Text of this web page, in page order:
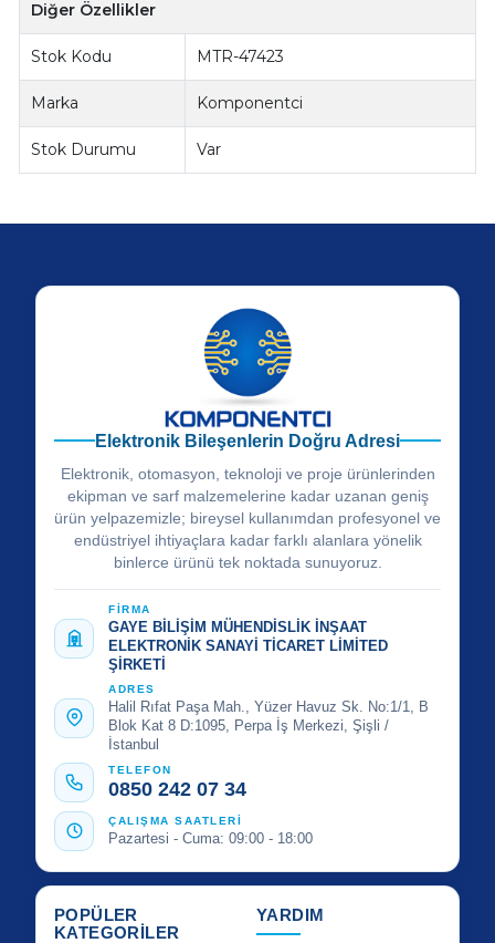
Diğer Özellikler
Stok Kodu MTR-47423
Marka Komponentci
Stok Durumu Var
Elektronik Bileşenlerin Doğru Adresi
Elektronik, otomasyon, teknoloji ve proje ürünlerinden
ekipman ve sarf malzemelerine kadar uzanan geniş
ürün yelpazemizle; bireysel kullanımdan profesyonel ve
endüstriyel ihtiyaçlara kadar farklı alanlara yönelik
binlerce ürünü tek noktada sunuyoruz.
FİRMA
GAYE BİLİŞİM MÜHENDİSLİK İNŞAAT
ELEKTRONİK SANAYİ TİCARET LİMİTED
ŞİRKETİ
ADRES
Halil Rıfat Paşa Mah., Yüzer Havuz Sk. No:1/1, B
Blok Kat 8 D:1095, Perpa İş Merkezi, Şişli /
İstanbul
TELEFON
0850 242 07 34
ÇALIŞMA SAATLERİ
Pazartesi - Cuma: 09:00 - 18:00
POPÜLER
KATEGORİLER
YARDIM